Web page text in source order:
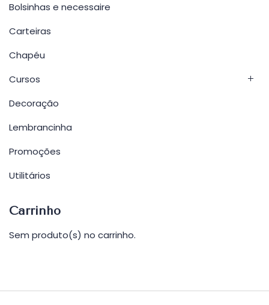
Bolsinhas e necessaire
Carteiras
Chapéu
Cursos
Decoração
Lembrancinha
Promoções
Utilitários
Carrinho
Sem produto(s) no carrinho.